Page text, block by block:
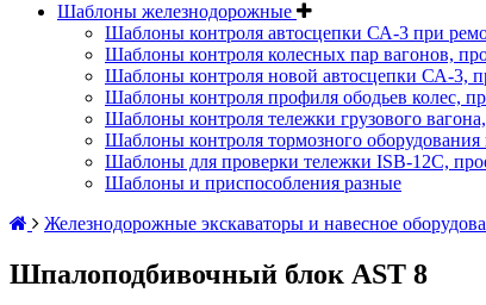
Шаблоны железнодорожные
Шаблоны контроля автосцепки СА-3 при
Шаблоны контроля колесных пар вагонов,
Шаблоны контроля новой автосцепки СА-3,
Шаблоны контроля профиля ободьев колес,
Шаблоны контроля тележки грузового
Шаблоны контроля тормозного оборудования
Шаблоны для проверки тележки ISB-12C,
Шаблоны и приспособления разные
Железнодорожные экскаваторы и навесное
Шпалоподбивочный блок AST 8